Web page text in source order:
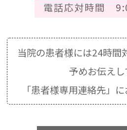
電話応対時間
当院の患者様には24時間
予めお伝えし
「患者様専用連絡先」